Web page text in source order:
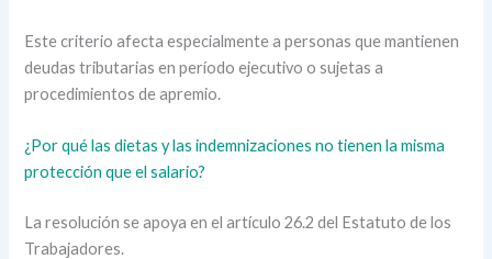
Este criterio afecta especialmente a personas que mantienen
deudas tributarias en período ejecutivo o sujetas a
procedimientos de apremio.
¿Por qué las dietas y las indemnizaciones no tienen la misma
protección que el salario?
La resolución se apoya en el artículo 26.2 del Estatuto de los
Trabajadores.